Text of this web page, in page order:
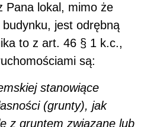
Pana lokal, mimo że
jest odrębną
to z art. 46 § 1 k.c.,
są:
stanowiące
(grunty), jak
z gruntem związane lub